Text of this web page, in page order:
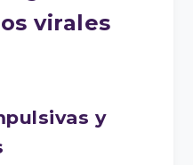
virales
y